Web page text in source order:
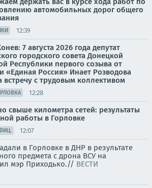
автомобильных дорог общего
12:39
7 августа 2026 года депутат
городского совета Донецкой
Республики первого созыва от
«Единая Россия» Инает Розводова
встречу с трудовым коллективом
12:28
свыше километра сетей: результаты
работы в Горловке
12:07
в Горловке в ДНР в результате
предмета с дрона ВСУ на
мэр Приходько.// ВЕСТИ